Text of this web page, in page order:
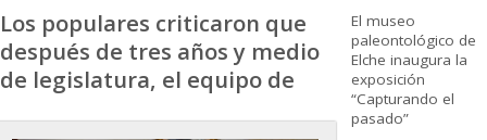
Los populares criticaron que
después de tres años y medio
de legislatura, el equipo de
El museo
paleontológico de
Elche inaugura la
exposición
“Capturando el
pasado”